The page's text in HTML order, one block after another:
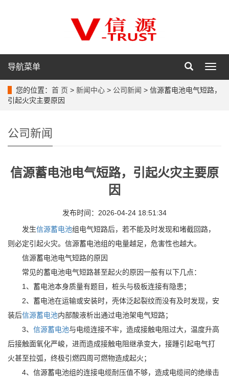
导
菜
导航菜单
您的位置： 首 页 > 新闻中心 > 公司新闻 > 信源蓄电池电气短路，
引起火灾主要原因
公司新闻
信源蓄电池电气短路，引起火灾主要原
因
发布时间：2026-04-24 18:51:34
发生信源蓄电池组电气短路后，若不能及时发现和堵截回路，
则必定引起火灾。 信源蓄电池组的电量越足，危害性也越大。
信源蓄电池电气短路的原因
常见的蓄电池电气短路甚至起火的原因一般有以下几点：
1、蓄电池本身质量有题目，桩头与极板连接有隐患；
2、蓄电池在运输或安装时，壳体泛起裂纹而没有及时发现，安
装后信源蓄电池内部酸液析出通过电池架电气短路；
3、 信源蓄电池与电缆连接不牢，造成接触电阻过大，温度升高
后接触面氧化严峻，进而造成接触电阻继承变大，接踵引起电气打
火甚至拉弧，终极引燃四周可燃物造成起火；
4、 信源蓄电池组的连接电缆耐压值不够，造成电缆间的绝缘击